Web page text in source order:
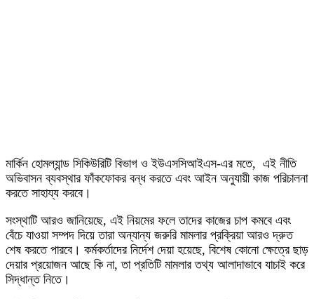
মার্কিন হোমল্যান্ড সিকিউরিটি বিভাগ ও ইউএসসিআইএস-এর মতে, এই নীতি
অভিবাসন ব্যবস্থার ফাঁকফোকর বন্ধ করতে এবং আইন অনুযায়ী কাজ পরিচালনা
করতে সাহায্য করবে।
সংস্থাটি আরও জানিয়েছে, এই নিয়মের ফলে তাদের কাজের চাপ কমবে এবং
বেঁচে যাওয়া সম্পদ দিয়ে তারা অন্যান্য জরুরি মামলার প্রক্রিয়া আরও দ্রুত
শেষ করতে পারবে। কর্মকর্তাদের নির্দেশ দেয়া হয়েছে, বিশেষ কোনো ক্ষেত্রে ছাড়
দেয়ার প্রয়োজন আছে কি না, তা প্রতিটি মামলার তথ্য আলাদাভাবে যাচাই করে
সিদ্ধান্ত নিতে।